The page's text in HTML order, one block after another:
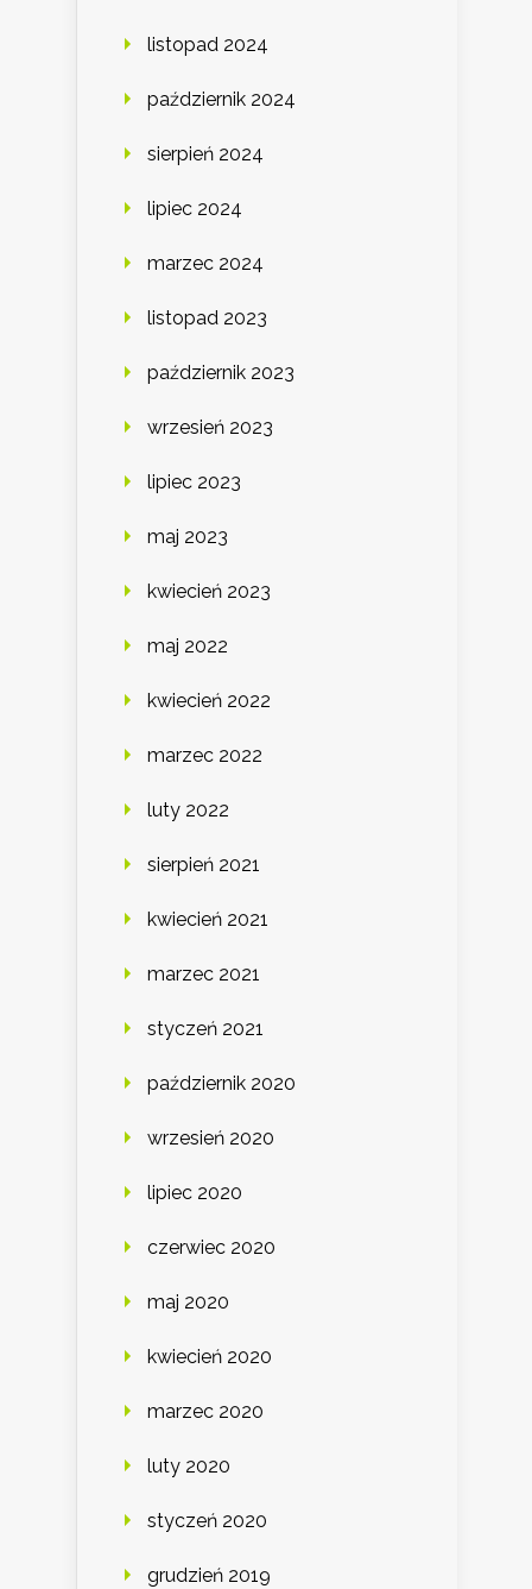
listopad 2024
październik 2024
sierpień 2024
lipiec 2024
marzec 2024
listopad 2023
październik 2023
wrzesień 2023
lipiec 2023
maj 2023
kwiecień 2023
maj 2022
kwiecień 2022
marzec 2022
luty 2022
sierpień 2021
kwiecień 2021
marzec 2021
styczeń 2021
październik 2020
wrzesień 2020
lipiec 2020
czerwiec 2020
maj 2020
kwiecień 2020
marzec 2020
luty 2020
styczeń 2020
grudzień 2019